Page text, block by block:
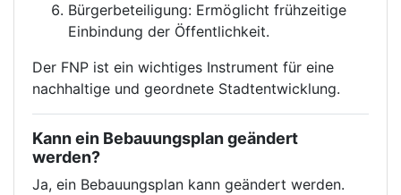
Bürgerbeteiligung: Ermöglicht frühzeitige
Einbindung der Öffentlichkeit.
Der FNP ist ein wichtiges Instrument für eine
nachhaltige und geordnete Stadtentwicklung.
Kann ein Bebauungsplan geändert
werden?
Ja, ein Bebauungsplan kann geändert werden.